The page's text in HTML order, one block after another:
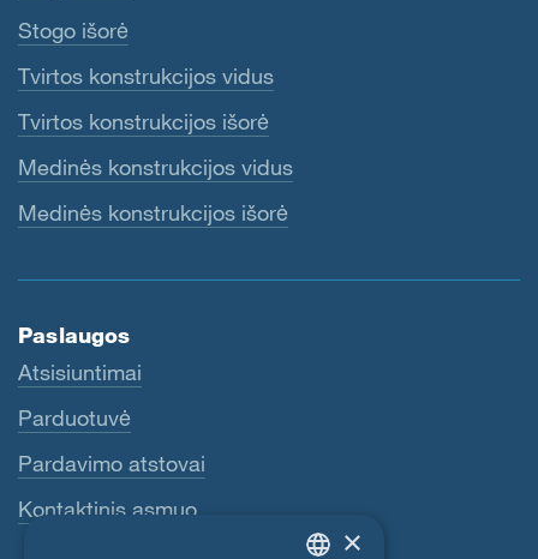
Stogo išorė
Tvirtos konstrukcijos vidus
Tvirtos konstrukcijos išorė
Medinės konstrukcijos vidus
Medinės konstrukcijos išorė
Paslaugos
Atsisiuntimai
Parduotuvė
Pardavimo atstovai
Kontaktinis asmuo
×